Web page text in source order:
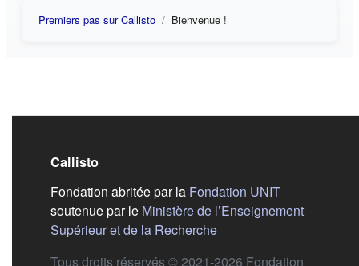
Premiers pas sur Callisto Bienvenue !
Callisto
Fondation abritée par la Fondation UNIT(s'ouvre
soutenue par le Ministère de l’Enseignement
Supérieur et de la Recherche(s'ouvre dans un nouvel
Tous droits réservés © 2021-2026 Fondation